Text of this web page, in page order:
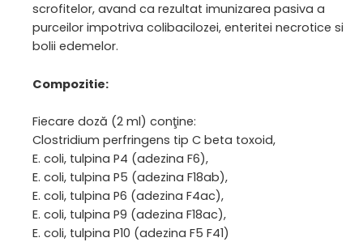
scrofitelor, avand ca rezultat imunizarea pasiva a
purceilor impotriva colibacilozei, enteritei necrotice si
bolii edemelor.
Compozitie:
Fiecare doză (2 ml) conţine:
Clostridium perfringens tip C beta toxoid,
E. coli, tulpina P4 (adezina F6),
E. coli, tulpina P5 (adezina F18ab),
E. coli, tulpina P6 (adezina F4ac),
E. coli, tulpina P9 (adezina F18ac),
E. coli, tulpina P10 (adezina F5 F41)